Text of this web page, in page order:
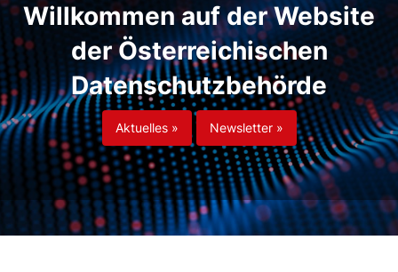
Willkommen auf der Website
der Österreichischen
Datenschutzbehörde
Aktuelles » Newsletter »